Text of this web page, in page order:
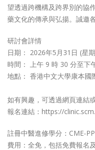
望透過跨機構及跨界別的協
藥文化的傳承與弘揚。誠邀
研討會詳情
日期： 2026年5月31日 (星
時間： 上午 9 時 30 分至下
地點： 香港中文大學康本國
如有興趣，可透過網頁連結
報名連結：https://
註冊中醫進修學分：CME-
費用：全免，包括免費報名